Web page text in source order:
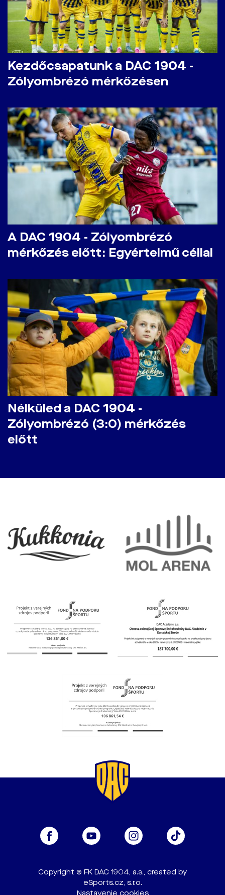
Kezdőcsapatunk a DAC 1904 -
Zólyombrézó mérkőzésen
A DAC 1904 - Zólyombrézó
mérkőzés előtt: Egyértelmű céllal
Nélküled a DAC 1904 -
Zólyombrézó (3:0) mérkőzés
előtt
Copyright © FK DAC 1904, a.s., created by
eSports.cz, s.r.o.